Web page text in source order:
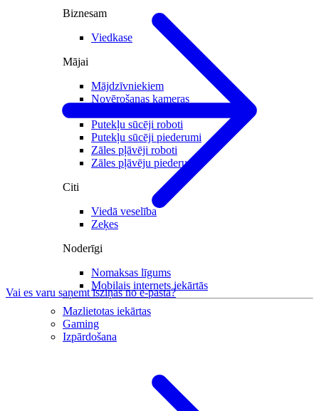
Biznesam
Viedkase
Mājai
Mājdzīvniekiem
Novērošanas kameras
Putekļu sūcēji roboti
Putekļu sūcēji piederumi
Zāles pļāvēji roboti
Zāles pļāvēju piederumi
Citi
Viedā veselība
Zeķes
Noderīgi
Nomaksas līgums
Mobilais internets iekārtās
Mazlietotas iekārtas
Gaming
Izpārdošana
Vai es varu saņemt īsziņas no e-pasta?